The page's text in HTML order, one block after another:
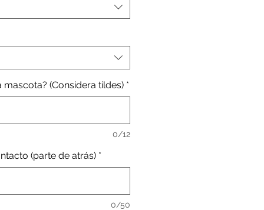
(Considera tildes) *
0/12
(parte de atrás) *
0/50